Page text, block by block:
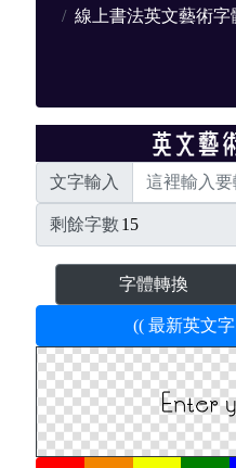
線上書法英文藝術字體轉
文字輸入
剩餘字數
字體轉換
(( 最新英文